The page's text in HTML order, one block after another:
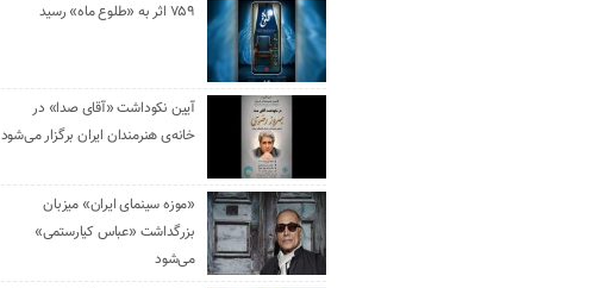
۷۵۹ اثر به «طلوع ماه» رسید
آیین نکوداشت «آقای صدا» در
خانه‌ی هنرمندان ایران برگزار می‌شود
«موزه سینمای ایران» میزبان
بزرگداشت «عباس کیارستمی»
می‌شود